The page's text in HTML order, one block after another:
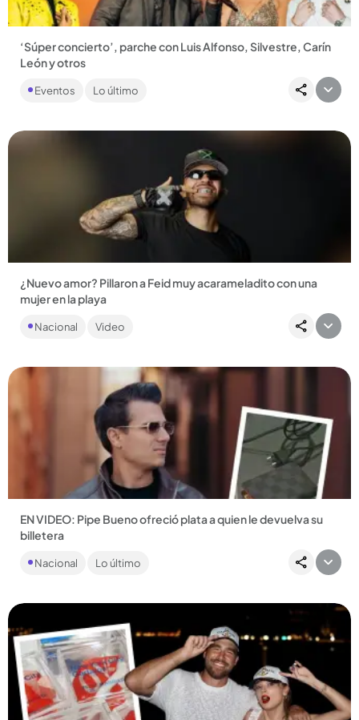
‘Súper concierto’, parche con Luis Alfonso, Silvestre, Carín
León y otros
Si usted es de los que le gustan los parches donde le suenan
de todo, el ‘Súper concierto’ puede ser el evento que más
Eventos Lo último
Compartir Noticia
¿Nuevo amor? Pillaron a Feid muy acarameladito con una
mujer en la playa
Marbella, España. Se desconoce la identidad de la mujer que
Nacional Video
Compartir Noticia
EN VIDEO: Pipe Bueno ofreció plata a quien le devuelva su
billetera
El artista extravió el accesorio con sus documentos durante
un viaje que hizo entre Estados Unidos, Colombia y
Nacional Lo último
Compartir Noticia